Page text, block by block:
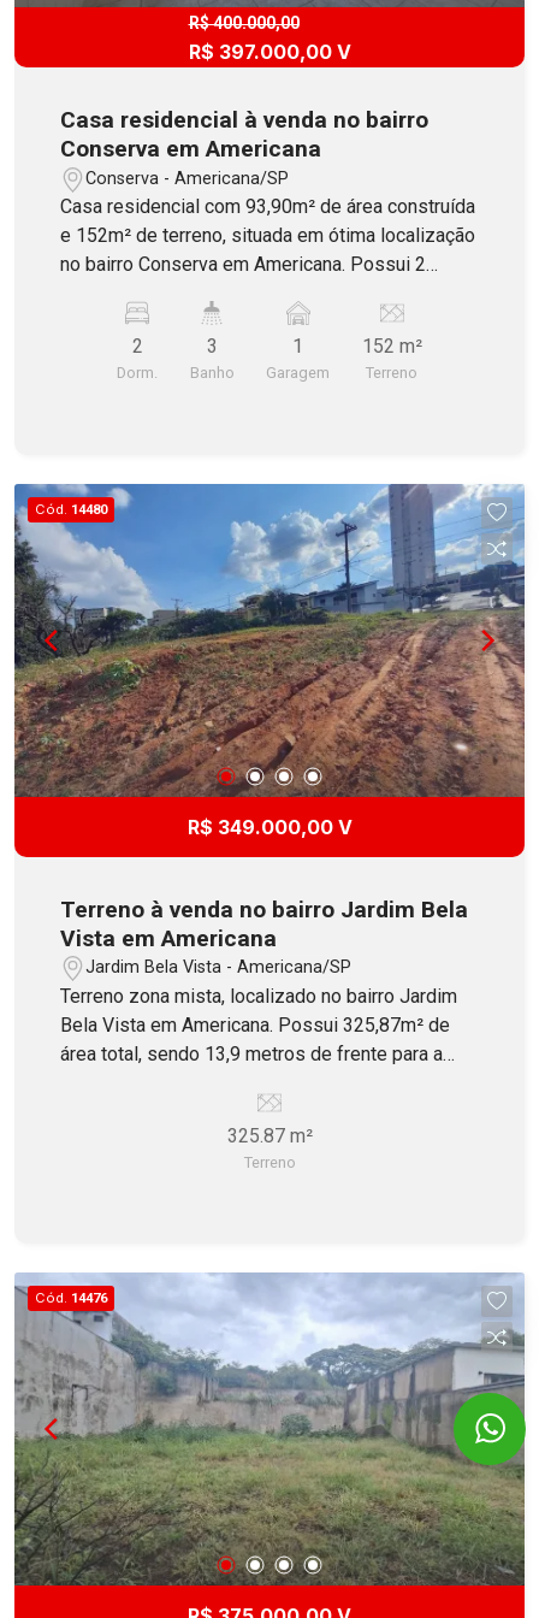
R$ 400.000,00
R$ 397.000,00 V
Casa residencial à venda no bairro
Conserva em Americana
Conserva - Americana/SP
Casa residencial com 93,90m² de área construída
e 152m² de terreno, situada em ótima localização
no bairro Conserva em Americana. Possui 2
com planejados, banheiro social com blibdex,
escritório com banheiro (podendo ser revertido
para o 3° dormitório) e área de serviço. O imóvel
com FGTS!
2
Dorm.
3
Banho
1
Garagem
152 m²
Terreno
Cód. 14480
R$ 349.000,00 V
Terreno à venda no bairro Jardim Bela
Vista em Americana
Jardim Bela Vista - Americana/SP
Terreno zona mista, localizado no bairro Jardim
Bela Vista em Americana. Possui 325,87m² de
área total, sendo 13,9 metros de frente para a
325.87 m²
Terreno
Cód. 14476